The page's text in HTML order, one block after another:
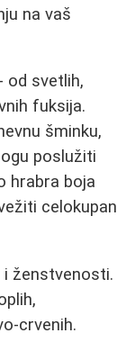
na vaš
od svetlih,
fuksija.
šminku,
poslužiti
hrabra boja
celokupan
i ženstvenosti.
crvenih.